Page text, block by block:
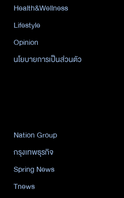
Health&Wellness
Lifestyle
Opinion
นโยบายการเป็นส่วนตัว
Nation Group
กรุงเทพธุรกิจ
Spring News
Tnews